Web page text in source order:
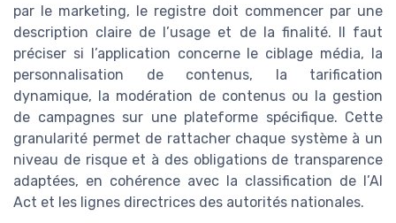
par le marketing, le registre doit commencer par une
description claire de l’usage et de la finalité. Il faut
préciser si l’application concerne le ciblage média, la
personnalisation de contenus, la tarification
dynamique, la modération de contenus ou la gestion
de campagnes sur une plateforme spécifique. Cette
granularité permet de rattacher chaque système à un
niveau de risque et à des obligations de transparence
adaptées, en cohérence avec la classification de l’AI
Act et les lignes directrices des autorités nationales.